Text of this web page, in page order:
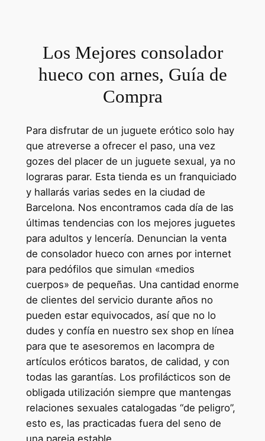
Los Mejores consolador
hueco con arnes, Guía de
Compra
Para disfrutar de un juguete erótico solo hay
que atreverse a ofrecer el paso, una vez
gozes del placer de un juguete sexual, ya no
lograras parar. Esta tienda es un franquiciado
y hallarás varias sedes en la ciudad de
Barcelona. Nos encontramos cada día de las
últimas tendencias con los mejores juguetes
para adultos y lencería. Denuncian la venta
de consolador hueco con arnes por internet
para pedófilos que simulan «medios
cuerpos» de pequeñas. Una cantidad enorme
de clientes del servicio durante años no
pueden estar equivocados, así que no lo
dudes y confía en nuestro sex shop en línea
para que te asesoremos en lacompra de
artículos eróticos baratos, de calidad, y con
todas las garantías. Los profilácticos son de
obligada utilización siempre que mantengas
relaciones sexuales catalogadas “de peligro”,
esto es, las practicadas fuera del seno de
una pareja estable.